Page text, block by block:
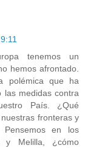
tenemos un
hemos afrontado.
polémica que ha
las medidas contra
País. ¿Qué
fronteras y
en los
y Melilla, ¿cómo